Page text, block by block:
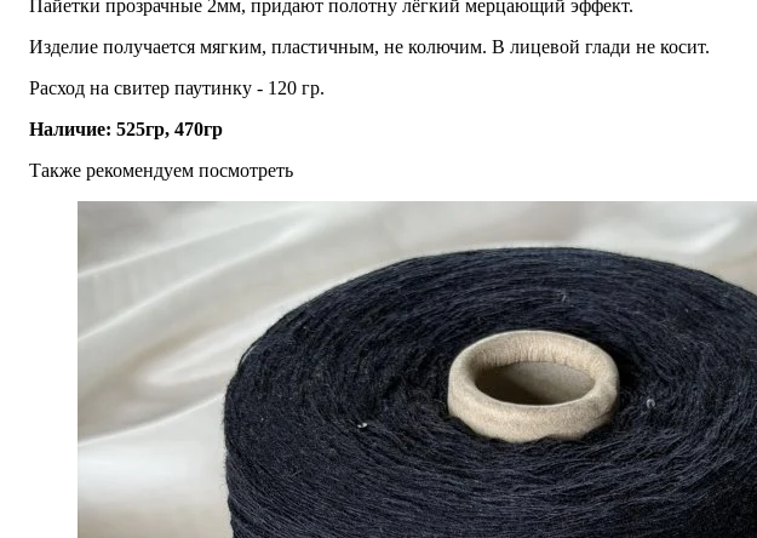
Пайетки прозрачные 2мм, придают полотну лёгкий мерцающий эффект.
Изделие получается мягким, пластичным, не колючим. В лицевой глади не косит.
Расход на свитер паутинку - 120 гр.
Наличие: 525гр, 470гр
Также рекомендуем посмотреть